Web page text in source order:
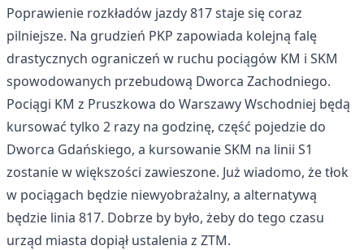
Poprawienie rozkładów jazdy 817 staje się coraz
pilniejsze. Na grudzień PKP zapowiada kolejną falę
drastycznych ograniczeń w ruchu pociągów KM i SKM
spowodowanych przebudową Dworca Zachodniego.
Pociągi KM z Pruszkowa do Warszawy Wschodniej będą
kursować tylko 2 razy na godzinę, część pojedzie do
Dworca Gdańskiego, a kursowanie SKM na linii S1
zostanie w większości zawieszone. Już wiadomo, że tłok
w pociągach będzie niewyobrażalny, a alternatywą
będzie linia 817. Dobrze by było, żeby do tego czasu
urząd miasta dopiął ustalenia z ZTM.